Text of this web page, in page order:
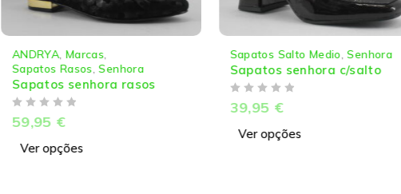
ANDRYA, Marcas
Sapatos Rasos ,Senhora
Sapatos senhora rasos
59,95 €
Ver opções
Sapatos Salto Medio ,Senhora
Sapatos senhora c/salto
39,95 €
Ver opções